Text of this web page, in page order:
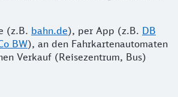
(z.B. bahn.de), per App (z.B. DB
BW), an den Fahrkartenautomaten
Verkauf (Reisezentrum, Bus)